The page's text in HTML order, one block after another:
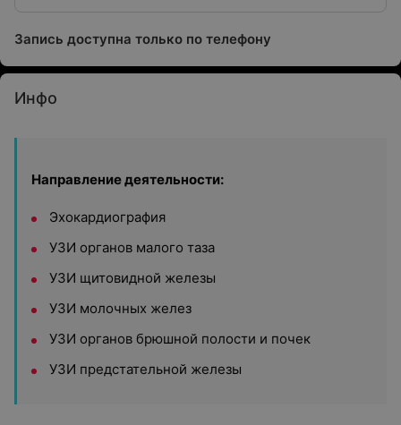
Запись доступна только по телефону
Инфо
Направление деятельности:
Эхокардиография
УЗИ органов малого таза
УЗИ щитовидной железы
УЗИ молочных желез
УЗИ органов брюшной полости и почек
УЗИ предстательной железы